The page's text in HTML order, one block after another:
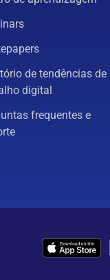
de tendências de
digital
frequentes e